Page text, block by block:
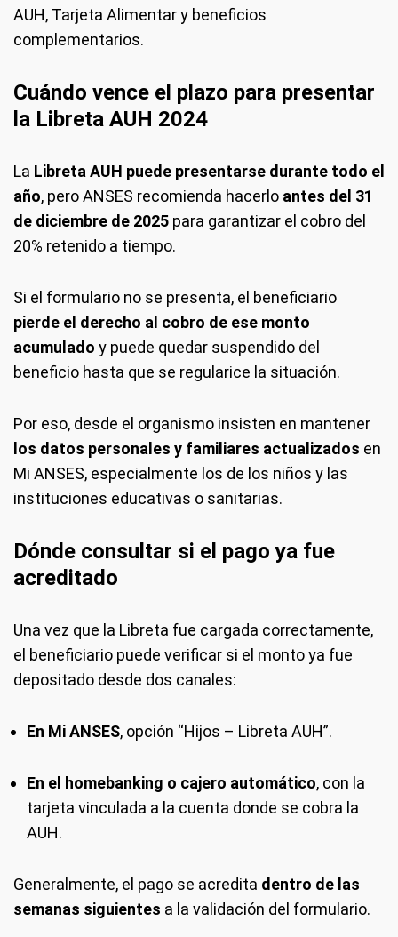
AUH, Tarjeta Alimentar y beneficios
complementarios.
Cuándo vence el plazo para presentar
la Libreta AUH 2024
La Libreta AUH puede presentarse durante todo el
año, pero ANSES recomienda hacerlo antes del 31
de diciembre de 2025 para garantizar el cobro del
20% retenido a tiempo.
Si el formulario no se presenta, el beneficiario
pierde el derecho al cobro de ese monto
acumulado y puede quedar suspendido del
beneficio hasta que se regularice la situación.
Por eso, desde el organismo insisten en mantener
los datos personales y familiares actualizados en
Mi ANSES, especialmente los de los niños y las
instituciones educativas o sanitarias.
Dónde consultar si el pago ya fue
acreditado
Una vez que la Libreta fue cargada correctamente,
el beneficiario puede verificar si el monto ya fue
depositado desde dos canales:
En Mi ANSES, opción “Hijos – Libreta AUH”.
En el homebanking o cajero automático, con la
tarjeta vinculada a la cuenta donde se cobra la
AUH.
Generalmente, el pago se acredita dentro de las
semanas siguientes a la validación del formulario.